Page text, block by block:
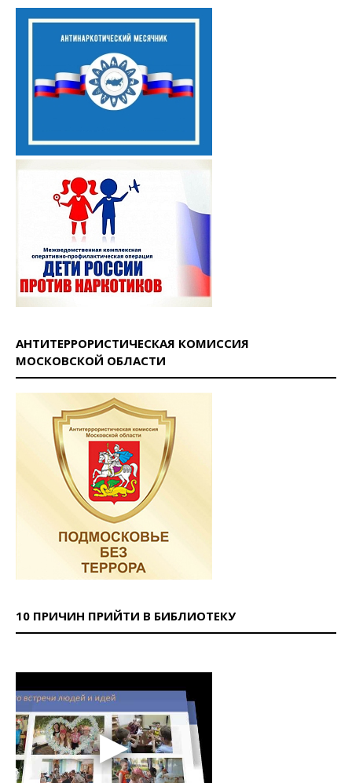
АНТИТЕРРОРИСТИЧЕСКАЯ КОМИССИЯ
МОСКОВСКОЙ ОБЛАСТИ
10 ПРИЧИН ПРИЙТИ В БИБЛИОТЕКУ